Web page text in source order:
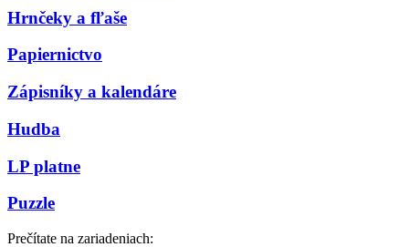
Hrnčeky a fľaše
Papiernictvo
Zápisníky a kalendáre
Hudba
LP platne
Puzzle
Prečítate na zariadeniach: